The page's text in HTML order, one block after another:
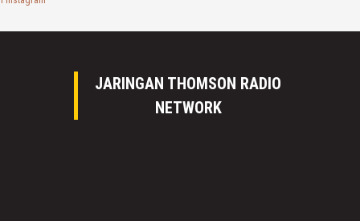
JARINGAN THOMSON RADIO
NETWORK